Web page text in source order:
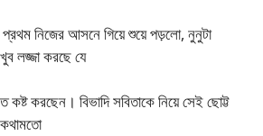
নিজের আসনে গিয়ে শুয়ে পড়লো, নুনুটা
লজ্জা করছে যে
কষ্ট করছেন। বিভাদি সবিতাকে নিয়ে সেই ছোট্ট